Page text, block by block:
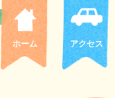
ホーム アクセス
、最後の発表会を全員
く素敵でした♡いい年
正月あそび～